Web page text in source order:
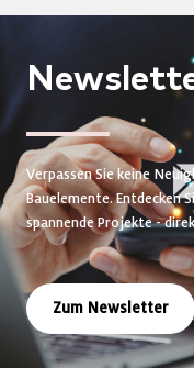
Verpassen Sie keine
Bauelemente. Entdecken
spannende Projekte -
Zum Newsletter